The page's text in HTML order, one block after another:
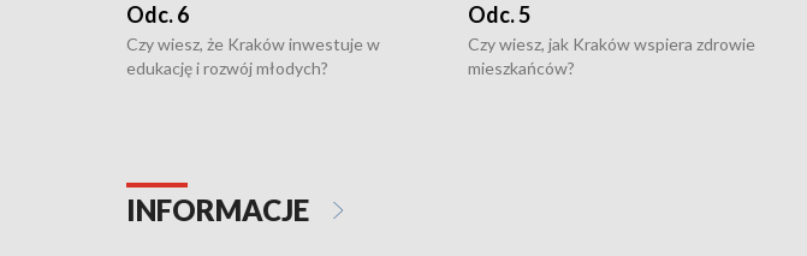
Odc. 6
Czy wiesz, że Kraków inwestuje w
edukację i rozwój młodych?
Odc. 5
Czy wiesz, jak Kraków wspiera zdrowie
mieszkańców?
INFORMACJE